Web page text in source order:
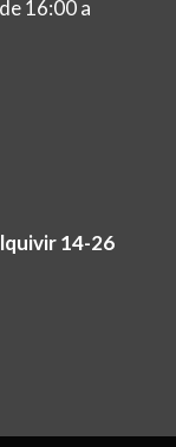
16:00 a
14-26